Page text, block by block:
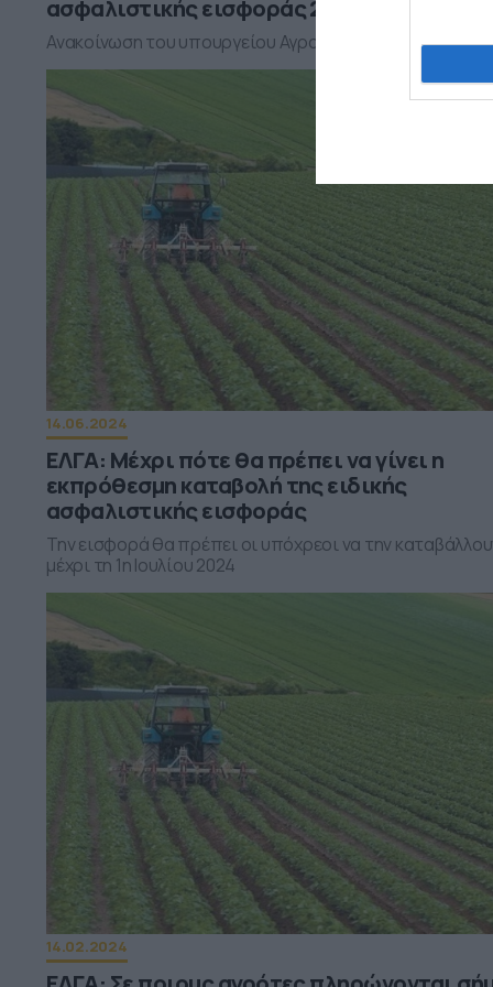
ασφαλιστικής εισφοράς 2023
Ανακοίνωση του υπουργείου Αγροτικής Ανάπτυξης
14.06.2024
ΕΛΓΑ: Μέχρι πότε θα πρέπει να γίνει η
εκπρόθεσμη καταβολή της ειδικής
ασφαλιστικής εισφοράς
Την εισφορά θα πρέπει οι υπόχρεοι να την
μέχρι τη 1η Ιουλίου 2024
14.02.2024